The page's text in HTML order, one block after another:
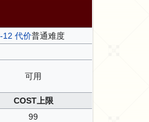
12 代价普通难度
可用
COST上限
99